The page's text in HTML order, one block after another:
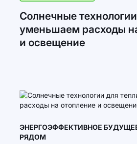
Солнечные
уменьшаем расходы
и освещение
ЭНЕРГОЭФФЕКТИВНОЕ
РЯДОМ